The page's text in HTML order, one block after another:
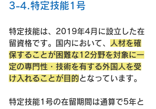
3-4.特定技能1号
特定技能は、2019年4月に設立した在
留資格です。国内において、
人材を確
保することが困難な12分野を対象に一
定の専門性・技術を有する外国人を受
け入れることが目的となっています。
特定技能1号の在留期間は通算で5年と